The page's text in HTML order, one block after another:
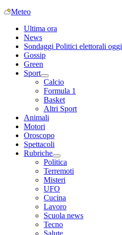
Meteo
Ultima ora
News
Sondaggi Politici elettorali oggi
Gossip
Green
Sport
Calcio
Formula 1
Basket
Altri Sport
Animali
Motori
Oroscopo
Spettacoli
Rubriche
Politica
Terremoti
Misteri
UFO
Cucina
Lavoro
Scuola news
Tecno
Salute